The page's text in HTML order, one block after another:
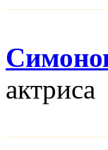
актриса